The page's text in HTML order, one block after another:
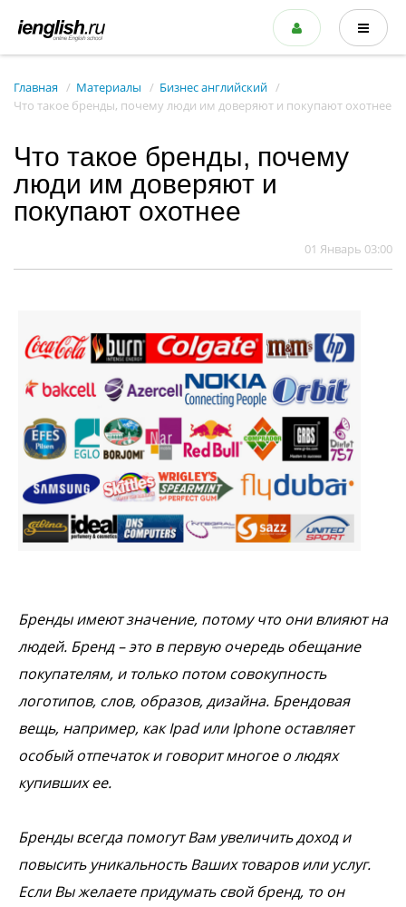
Главная Материалы
Бизнес английский
Что такое бренды, почему люди им доверяют и покупают охотнее
Что такое бренды, почему
люди им доверяют и
покупают охотнее
01 Январь 03:00
Бренды имеют значение, потому что они влияют на
людей. Бренд – это в первую очередь обещание
покупателям, и только потом совокупность
логотипов, слов, образов, дизайна. Брендовая
вещь, например, как Ipad или Iphone оставляет
особый отпечаток и говорит многое о людях
купивших ее.
Бренды всегда помогут Вам увеличить доход и
повысить уникальность Ваших товаров или услуг.
Если Вы желаете придумать свой бренд, то он